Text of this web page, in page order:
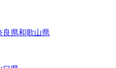
良県和歌山県